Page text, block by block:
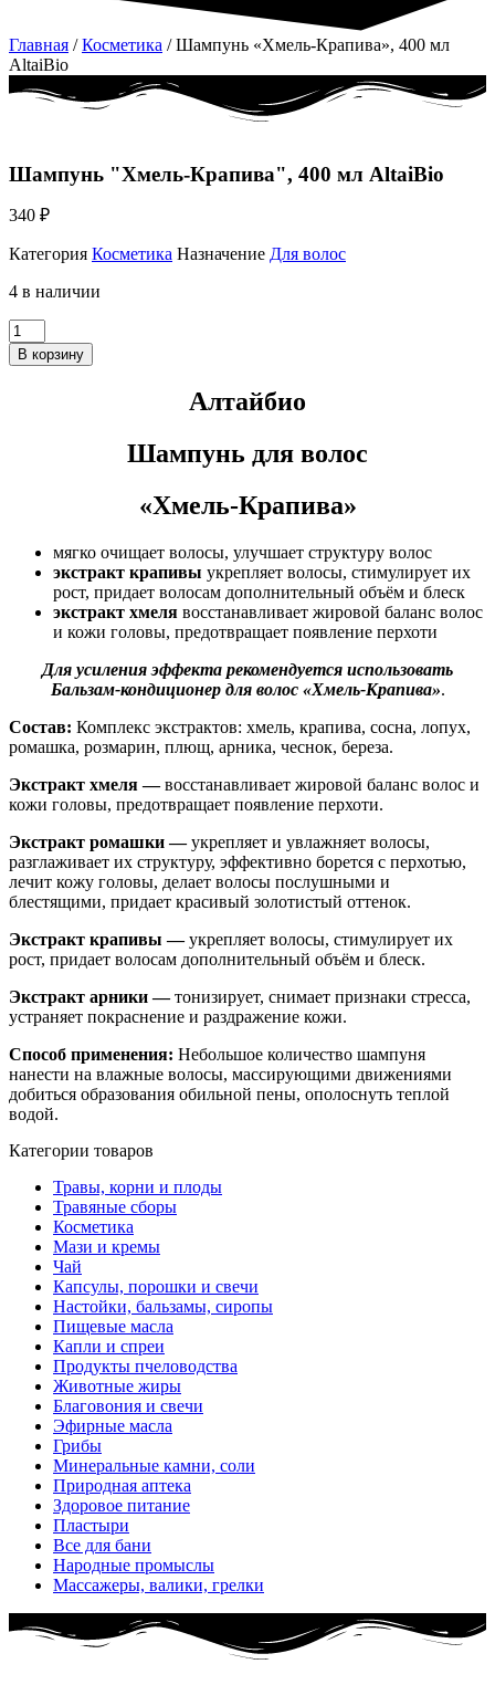
Главная /Косметика / Шампунь «Хмель-Крапива», 400 мл
AltaiBio
Шампунь "Хмель-Крапива", 400 мл AltaiBio
340 ₽
Категория Косметика Назначение Для волос
4 в наличии
Количество
Шампунь
"Хмель-
В корзину
Алтайбио
Шампунь для волос
«Хмель-Крапива»
мягко очищает волосы, улучшает структуру волос
экстракт крапивы укрепляет волосы, стимулирует их
рост, придает волосам дополнительный объём и блеск
экстракт хмеля восстанавливает жировой баланс волос
и кожи головы, предотвращает появление перхоти
Для усиления эффекта рекомендуется использовать
Бальзам-кондиционер для волос «Хмель-Крапива».
Состав: Комплекс экстрактов: хмель, крапива, сосна, лопух,
ромашка, розмарин, плющ, арника, чеснок, береза.
Экстракт хмеля —восстанавливает жировой баланс волос и
кожи головы, предотвращает появление перхоти.
Экстракт ромашки —укрепляет и увлажняет волосы,
разглаживает их структуру, эффективно борется с перхотью,
лечит кожу головы, делает волосы послушными и
блестящими, придает красивый золотистый оттенок.
Экстракт крапивы —укрепляет волосы, стимулирует их
рост, придает волосам дополнительный объём и блеск.
Экстракт арники —тонизирует, снимает признаки стресса,
устраняет покраснение и раздражение кожи.
Способ применения: Небольшое количество шампуня
нанести на влажные волосы, массирующими движениями
добиться образования обильной пены, ополоснуть теплой
водой.
Категории товаров
Травы, корни и плоды
Травяные сборы
Косметика
Мази и кремы
Чай
Капсулы, порошки и свечи
Настойки, бальзамы, сиропы
Пищевые масла
Капли и спреи
Продукты пчеловодства
Животные жиры
Благовония и свечи
Эфирные масла
Грибы
Минеральные камни, соли
Природная аптека
Здоровое питание
Пластыри
Все для бани
Народные промыслы
Массажеры, валики, грелки​